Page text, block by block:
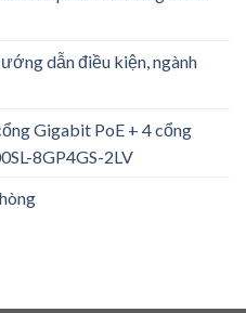
dẫn điều kiện, ngành
Gigabit PoE + 4 cổng
8GP4GS-2LV